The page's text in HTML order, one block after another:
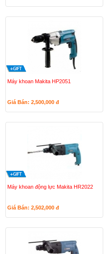
Máy khoan Makita HP2051
Giá Bán: 2,500,000 đ
Máy khoan động lực Makita HR2022
Giá Bán: 2,502,000 đ